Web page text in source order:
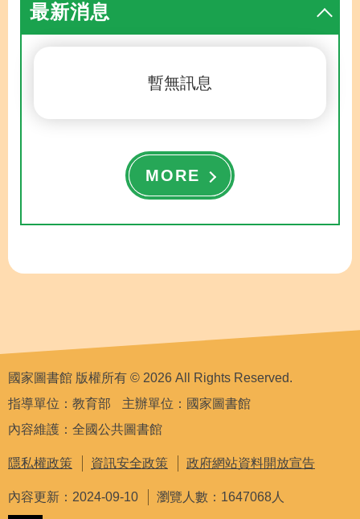
最新消息
暫無訊息
MORE
國家圖書館 版權所有 © 2026 All Rights Reserved.
指導單位：教育部
主辦單位：國家圖書館
內容維護：全國公共圖書館
隱私權政策 資訊安全政策 政府網站資料開放宣告
內容更新：2024-09-10 瀏覽人數：1647068人